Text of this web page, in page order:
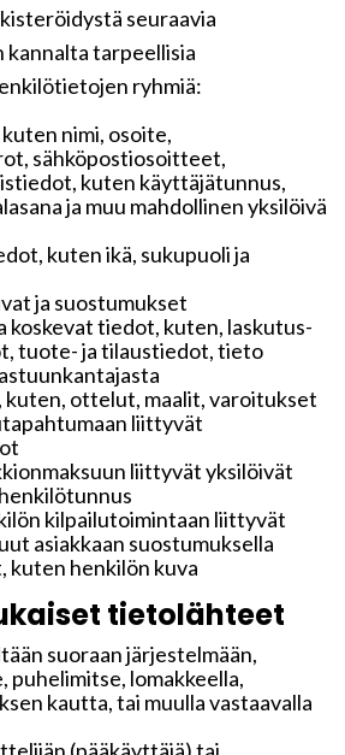
seuraavia
tarpeellisia
ryhmiä:
nimi, osoite,
sähköpostiosoitteet,
kuten käyttäjätunnus,
ja muu mahdollinen yksilöivä
kuten ikä, sukupuoli ja
ja suostumukset
koskevat tiedot, kuten, laskutus-
tuote- ja tilaustiedot, tieto
ottelut, maalit, varoitukset
liittyvät
liittyvät yksilöivät
kilpailutoimintaan liittyvät
asiakkaan suostumuksella
kuten henkilön kuva
tietolähteet
suoraan järjestelmään,
puhelimitse, lomakkeella,
kautta, tai muulla vastaavalla